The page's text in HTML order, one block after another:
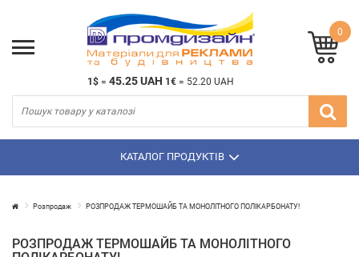
1$ = 45.25 UAH 1€ = 52.20 UAH
0
КАТАЛОГ ПРОДУКТІВ
Розпродаж РОЗПРОДАЖ ТЕРМОШАЙБ ТА МОНОЛІТНОГО ПОЛІКАРБОНАТУ!
РОЗПРОДАЖ ТЕРМОШАЙБ ТА МОНОЛІТНОГО